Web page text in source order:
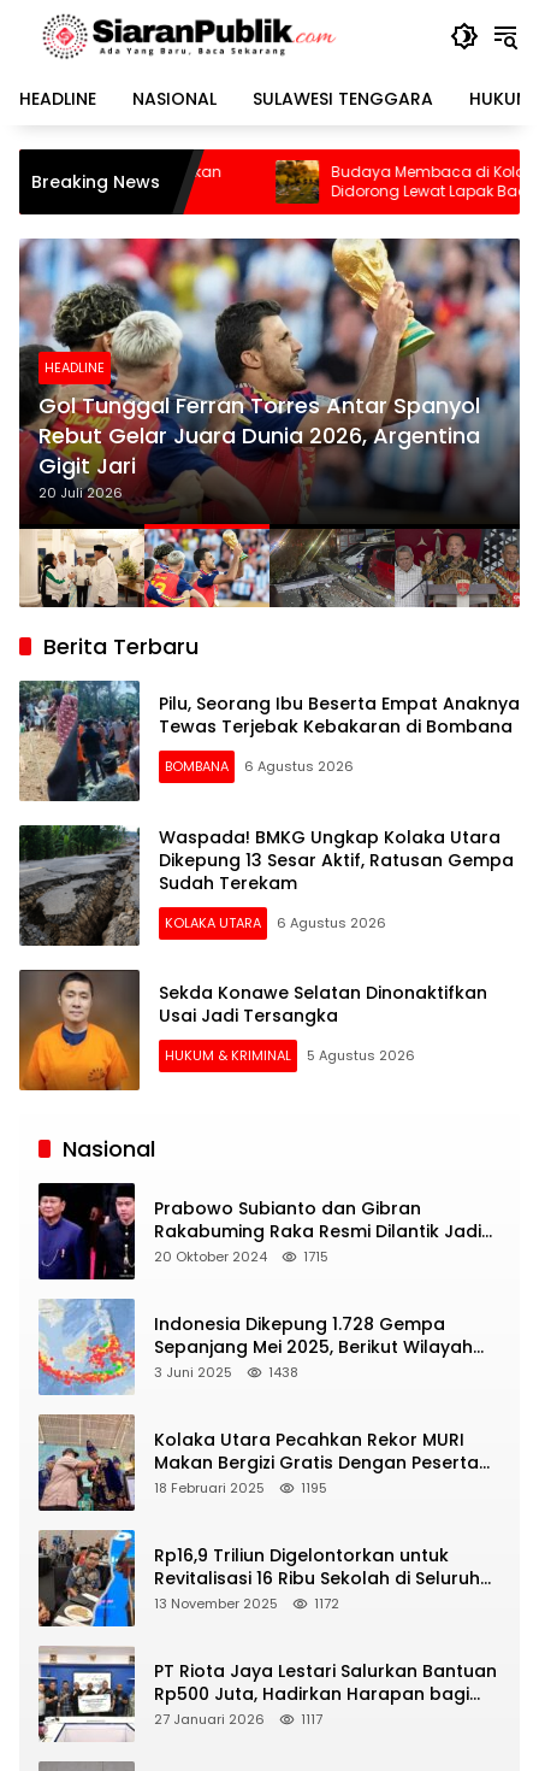
Langsung
konten
HEADLINE
NASIONAL SULAWESI TENGGARA HUKUM
Breaking NewsBudaya Membaca di Kolaka Utara
Didorong Lewat Lapak Baca dan Diskusi
PT
HEADLINE
Gol Tunggal Ferran Torres Antar Spanyol
Rebut Gelar Juara Dunia 2026, Argentina
Gigit Jari
20 Juli 2026
Berita Terbaru
Pilu, Seorang Ibu Beserta Empat Anaknya
Tewas Terjebak Kebakaran di Bombana
BOMBANA 6 Agustus 2026
Waspada! BMKG Ungkap Kolaka Utara
Dikepung 13 Sesar Aktif, Ratusan Gempa
Sudah Terekam
KOLAKA UTARA 6 Agustus 2026
Sekda Konawe Selatan Dinonaktifkan
Usai Jadi Tersangka
HUKUM & KRIMINAL 5 Agustus 2026
Siaran
Nasional
Prabowo Subianto dan Gibran
Rakabuming Raka Resmi Dilantik Jadi
Presiden dan Wapres RI
20 Oktober 2024 1715
Indonesia Dikepung 1.728 Gempa
Sepanjang Mei 2025, Berikut Wilayah
Yang Intens Diguncang!
3 Juni 2025 1438
Kolaka Utara Pecahkan Rekor MURI
Makan Bergizi Gratis Dengan Peserta
Terbanyak
18 Februari 2025 1195
Rp16,9 Triliun Digelontorkan untuk
Revitalisasi 16 Ribu Sekolah di Seluruh
Indonesia
13 November 2025 1172
PT Riota Jaya Lestari Salurkan Bantuan
Rp500 Juta, Hadirkan Harapan bagi
Korban Bencana di Sumatera
27 Januari 2026 1117